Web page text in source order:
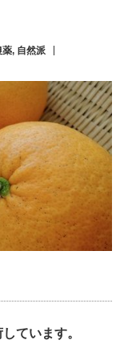
薬, 自然派
ています。